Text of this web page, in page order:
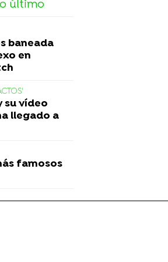
último
baneada
en
su vídeo
llegado a
famosos